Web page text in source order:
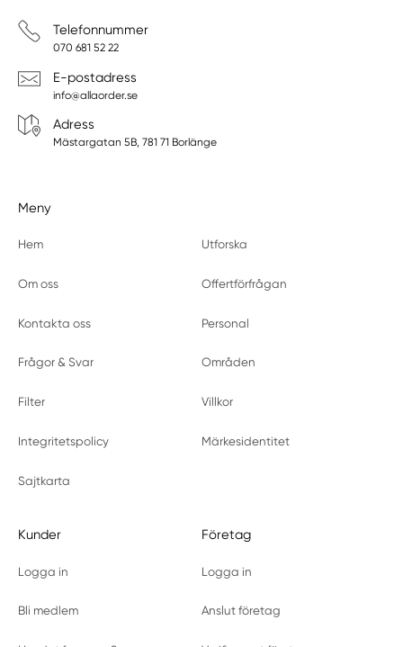
Telefonnummer
070 681 52 22
E-postadress
info@allaorder.se
Adress
Mästargatan 5B, 781 71 Borlänge
Meny
Hem Utforska
Om oss Offertförfrågan
Kontakta oss Personal
Frågor & Svar Områden
Filter Villkor
Integritetspolicy Märkesidentitet
Sajtkarta
Kunder
Logga in
Bli medlem
Företag
Logga in
Anslut företag